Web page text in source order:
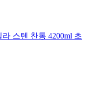
스텐 찬통 4200ml 초